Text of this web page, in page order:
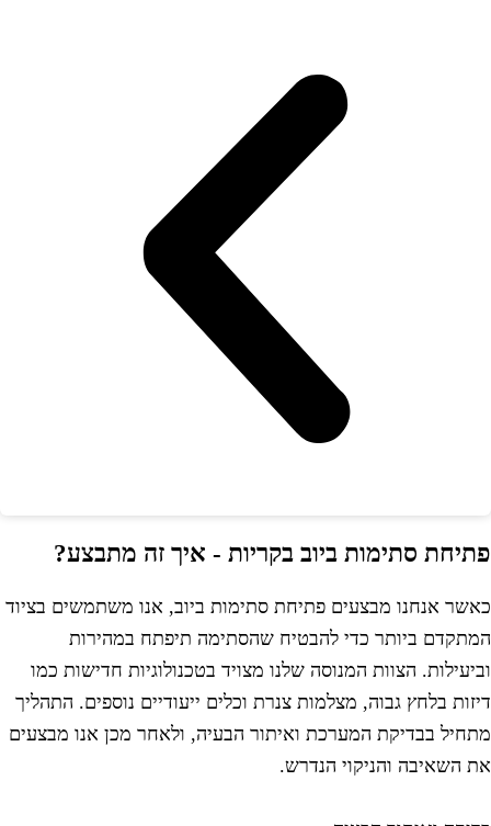
סתימות ביוב בקריות - איך זה מתבצע?
אנחנו מבצעים פתיחת סתימות ביוב, אנו משתמשים בציוד
ביותר כדי להבטיח שהסתימה תיפתח במהירות
הצוות המנוסה שלנו מצויד בטכנולוגיות חדישות כמו
בלחץ גבוה, מצלמות צנרת וכלים ייעודיים נוספים. התהליך
בבדיקת המערכת ואיתור הבעיה, ולאחר מכן אנו מבצעים
השאיבה והניקוי הנדרש.